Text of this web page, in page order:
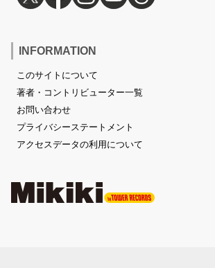
INFORMATION
このサイトについて
著者・コントリビューター一覧
お問い合わせ
プライバシーステートメント
アクセスデータの利用について